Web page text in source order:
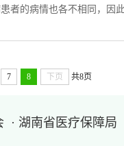
者的病情也各不相同，因
7 8 下页 共8页
· 湖南省医疗保障局